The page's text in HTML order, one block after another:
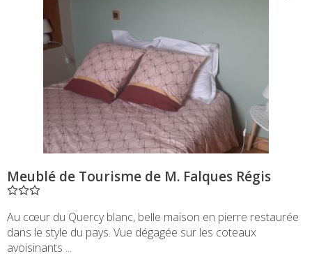
Meublé de Tourisme de M. Falques Régis
Au cœur du Quercy blanc, belle maison en pierre restaurée
dans le style du pays. Vue dégagée sur les coteaux
avoisinants ...